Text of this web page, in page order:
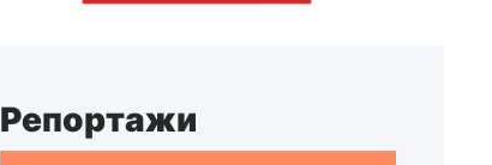
Репортажи